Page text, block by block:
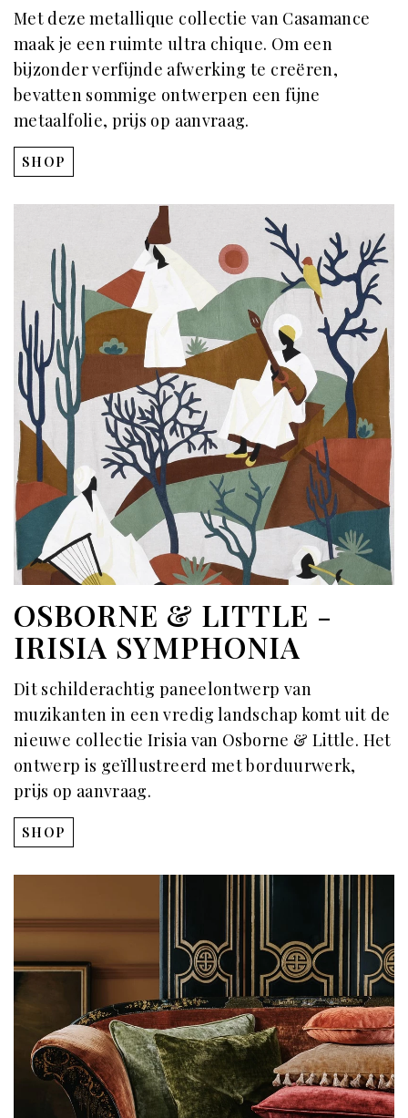
Met deze metallique collectie van Casamance
maak je een ruimte ultra chique. Om een ​​
bijzonder verfijnde afwerking te creëren,
bevatten sommige ontwerpen een fijne
metaalfolie, prijs op aanvraag.
SHOP
OSBORNE & LITTLE -
IRISIA SYMPHONIA
Dit schilderachtig paneelontwerp van
muzikanten in een vredig landschap komt uit de
nieuwe collectie Irisia van Osborne & Little. Het
ontwerp is geïllustreerd met borduurwerk,
prijs op aanvraag.
SHOP